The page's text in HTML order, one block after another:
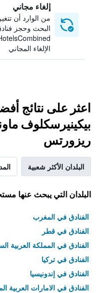
إلغاء مجاني
من الوارد أن
البحث وحجز
الإلغاء المجاني
اعثر على نتائج
بيكينيرسكلوف
ريزورتس
البلدان الأكثر شعبية
البلدان التي يبحث عنها
الفنادق في المغرب
الفنادق في قطر
الفنادق في المملكة العربية
الفنادق في تركيا
الفنادق في إندونيسيا
الفنادق في الامارات العربية